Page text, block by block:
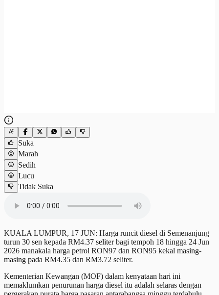
Suka
Marah
Sedih
Lucu
Tidak Suka
KUALA LUMPUR, 17 JUN: Harga runcit diesel di Semenanjung
turun 30 sen kepada RM4.37 seliter bagi tempoh 18 hingga 24 Jun
2026 manakala harga petrol RON97 dan RON95 kekal masing-
masing pada RM4.35 dan RM3.72 seliter.
Kementerian Kewangan (MOF) dalam kenyataan hari ini
memaklumkan penurunan harga diesel itu adalah selaras dengan